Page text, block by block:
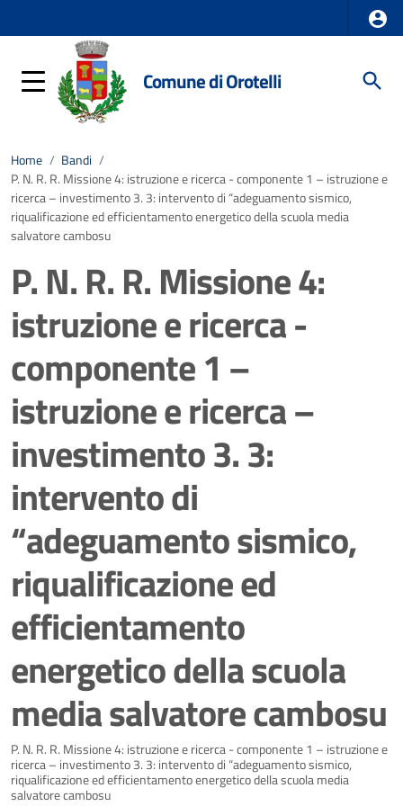
Comune di Orotelli
Home / Bandi /
P. N. R. R. Missione 4: istruzione e ricerca - componente 1 – istruzione e
ricerca – investimento 3. 3: intervento di “adeguamento sismico,
riqualificazione ed efficientamento energetico della scuola media
salvatore cambosu
P. N. R. R. Missione 4:
istruzione e ricerca -
componente 1 –
istruzione e ricerca –
investimento 3. 3:
intervento di
“adeguamento sismico,
riqualificazione ed
efficientamento
energetico della scuola
media salvatore cambosu
Dettagli della notizia
P. N. R. R. Missione 4: istruzione e ricerca - componente 1 – istruzione e
ricerca – investimento 3. 3: intervento di “adeguamento sismico,
riqualificazione ed efficientamento energetico della scuola media
salvatore cambosu